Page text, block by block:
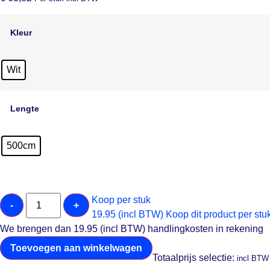
Kleur
Wit
Lengte
500cm
- +
Koop per stuk
19.95 (incl BTW) Koop dit product per
We brengen dan 19.95 (incl BTW) handlingkosten in rekening
Toevoegen aan winkelwagen
Totaalprijs selectie: incl BTW